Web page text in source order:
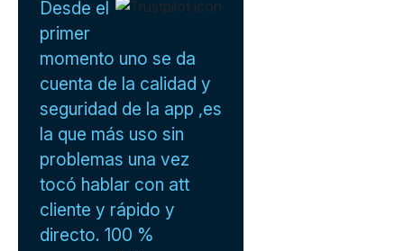
Desde el
primer
momento uno se da
cuenta de la calidad y
seguridad de la app ,es
la que más uso sin
problemas una vez
tocó hablar con att
cliente y rápido y
directo. 100 %